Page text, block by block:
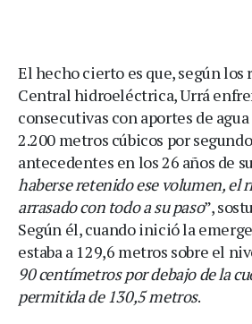
El hecho cierto es que, según los
Central hidroeléctrica, Urrá
consecutivas con aportes de
2.200 metros cúbicos por
antecedentes en los 26 años de
haberse retenido ese volumen, el
arrasado con todo a su paso”,
Según él, cuando inició la
estaba a 129,6 metros sobre el
90 centímetros por debajo de la
permitida de 130,5 metros.